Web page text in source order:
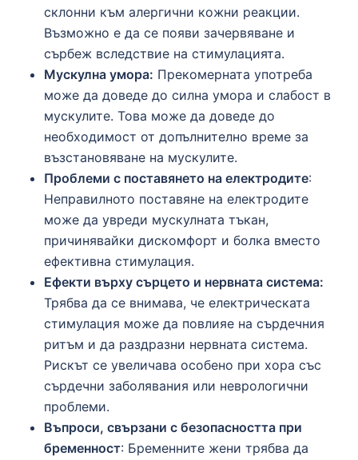
склонни към алергични кожни реакции.
Възможно е да се появи зачервяване и
сърбеж вследствие на стимулацията.
Мускулна умора: Прекомерната употреба
може да доведе до силна умора и слабост в
мускулите. Това може да доведе до
необходимост от допълнително време за
възстановяване на мускулите.
Проблеми с поставянето на електродите:
Неправилното поставяне на електродите
може да увреди мускулната тъкан,
причинявайки дискомфорт и болка вместо
ефективна стимулация.
Ефекти върху сърцето и нервната система:
Трябва да се внимава, че електрическата
стимулация може да повлияе на сърдечния
ритъм и да раздразни нервната система.
Рискът се увеличава особено при хора със
сърдечни заболявания или неврологични
проблеми.
Въпроси, свързани с безопасността при
бременност: Бременните жени трябва да